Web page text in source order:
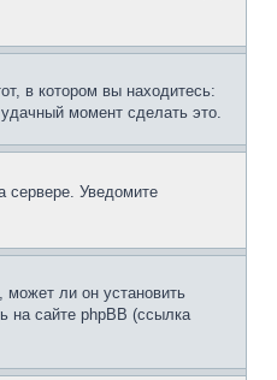
в котором вы находитесь:
момент сделать это.
сервере. Уведомите
может ли он установить
на сайте phpBB (ссылка